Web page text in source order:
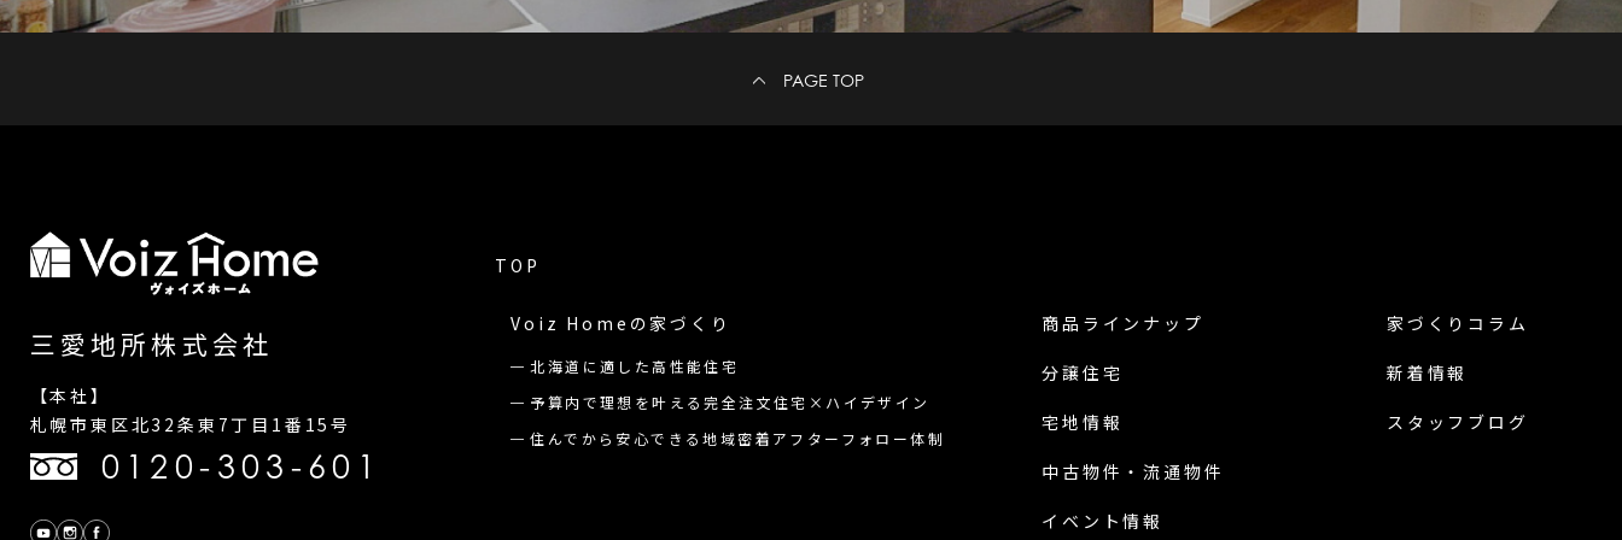
PAGE TOP
三愛地所株式会社
【本社】
札幌市東区北32条東7丁目1番15号
0120-303-601
TOP
Voiz Homeの家づくり
北海道に適した高性能住宅
予算内で理想を叶える完全注文住宅×ハイデザイン
住んでから安心できる地域密着アフターフォロー体制
商品ラインナップ
分譲住宅
宅地情報
中古物件・流通物件
イベント情報
家づくりコラム
新着情報
スタッフブログ